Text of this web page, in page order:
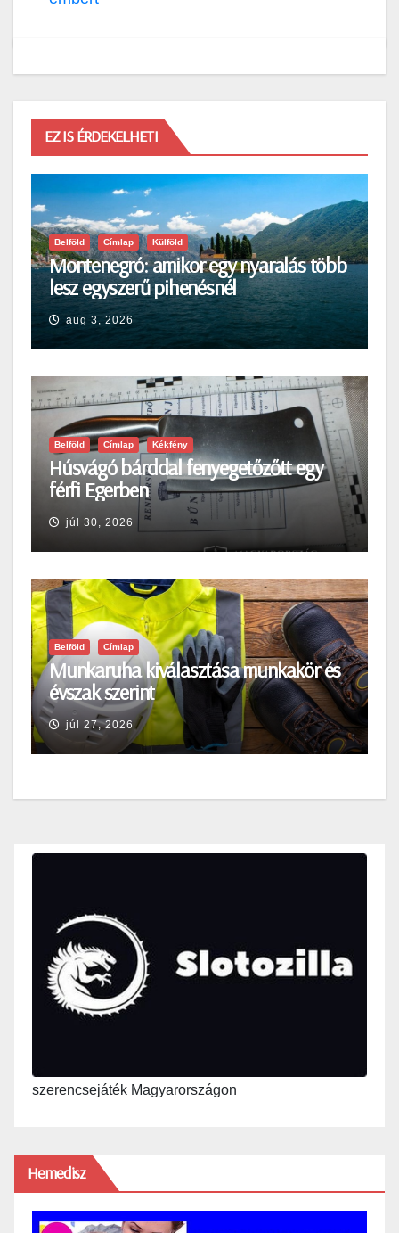
EZ IS ÉRDEKELHETI
Belföld Címlap Külföld
Montenegró: amikor egy nyaralás több
lesz egyszerű pihenésnél
aug 3, 2026
Belföld Címlap Kékfény
Húsvágó bárddal fenyegetőzőtt egy
férfi Egerben
júl 30, 2026
Belföld Címlap
Munkaruha kiválasztása munkakör és
évszak szerint
júl 27, 2026
szerencsejáték Magyarországon
Hemedisz